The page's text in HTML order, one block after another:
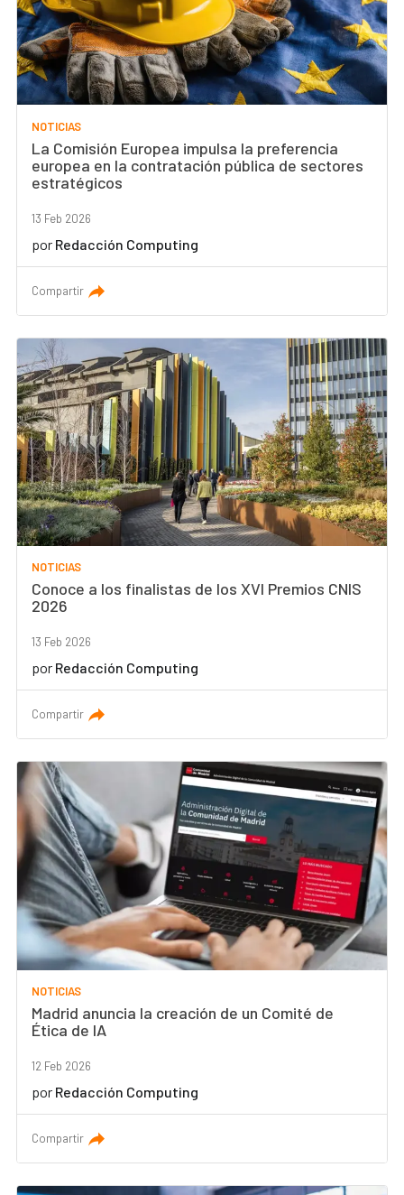
NOTICIAS
La Comisión Europea impulsa la preferencia
europea en la contratación pública de sectores
estratégicos
13 Feb 2026
por Redacción Computing
Compartir
NOTICIAS
Conoce a los finalistas de los XVI Premios CNIS
2026
13 Feb 2026
por Redacción Computing
Compartir
NOTICIAS
Madrid anuncia la creación de un Comité de
Ética de IA
12 Feb 2026
por Redacción Computing
Compartir